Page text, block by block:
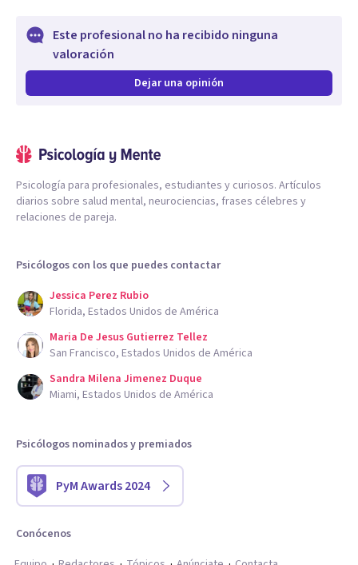
Este profesional no ha recibido ninguna
valoración
Dejar una opinión
Psicología para profesionales, estudiantes y curiosos. Artículos
diarios sobre salud mental, neurociencias, frases célebres y
relaciones de pareja.
Psicólogos con los que puedes contactar
Jessica Perez Rubio
Florida, Estados Unidos de América
Maria De Jesus Gutierrez Tellez
San Francisco, Estados Unidos de América
Sandra Milena Jimenez Duque
Miami, Estados Unidos de América
Psicólogos nominados y premiados
PyM Awards 2024
Conócenos